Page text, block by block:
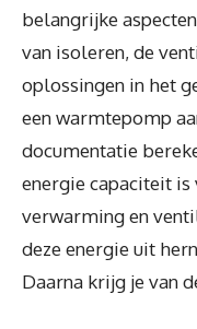
belangrijke
van isoleren, de
oplossingen in het
een warmtepomp
documentatie
energie capaciteit
verwarming en
deze energie uit
Daarna krijg je van